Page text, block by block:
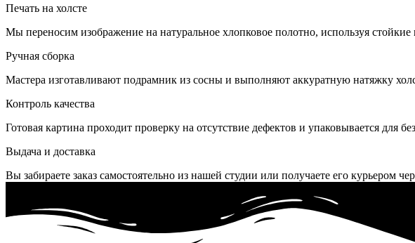
Печать на холсте
Мы переносим изображение на натуральное хлопковое полотно, используя
Ручная сборка
Мастера изготавливают подрамник из сосны и выполняют аккуратную натяжку
Контроль качества
Готовая картина проходит проверку на отсутствие дефектов и упаковывается для
Выдача и доставка
Вы забираете заказ самостоятельно из нашей студии или получаете его курьером